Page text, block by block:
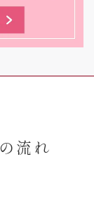
流れ